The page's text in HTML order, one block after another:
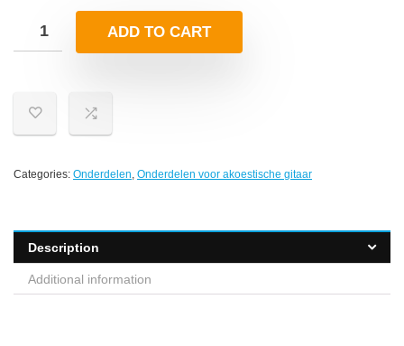
ADD TO CART
Categories: Onderdelen, Onderdelen voor akoestische gitaar
Description
Additional information